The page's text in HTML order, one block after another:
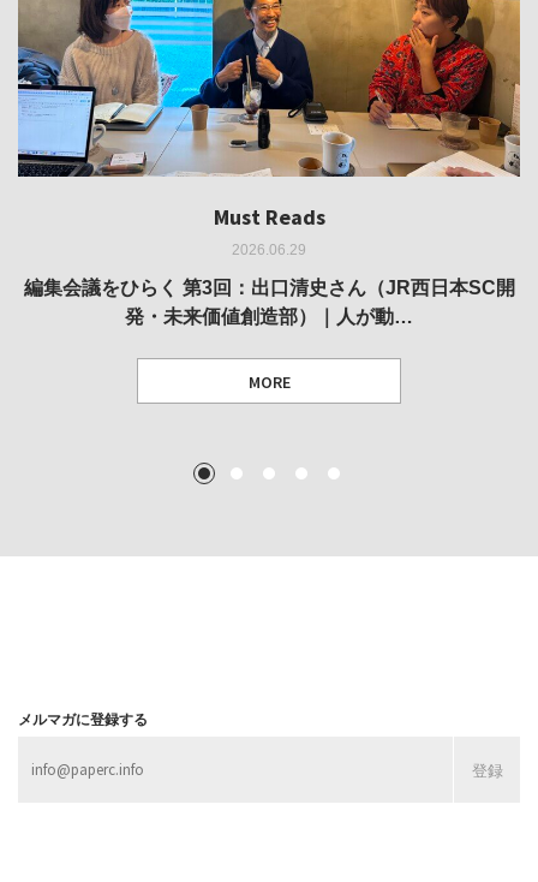
Must Reads
2026.06.29
編集会議をひらく 第3回：出口清史さん（JR西日本SC開
発・未来価値創造部）｜人が動…
MORE
Must Reads
2026.05.14
REVIEW｜果たして美術家・梅津庸一は、「大阪のゆかり
作家」となることができたのか…
Must Reads
2026.03.11
REPORT｜博覧会の残像
MORE
Must Reads
2026.02.25
REVIEW｜菊池聡太朗 個展「余りの風景」
MORE
Must Reads
2025.10.01
REVIEW｜生の存在証明としての線——「ライフライン」
展
1 2 3 4 5
メルマガに登録する